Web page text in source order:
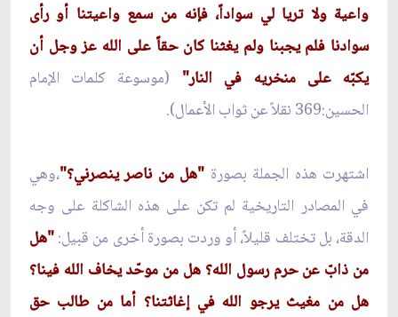
واعية ولا تريا لي سواداً، فإنه من سمع واعيتنا أو رأى
سوادنا فلم يجبنا ولم يغثنا كان حقاً على الله عز وجل أن
يكبّه على منخريه في النار" (موسوعة كلمات الإمام
الحسين:369 نقلاً عن ثواب الأعمال).
اشتهرت هذه الجملة بصورة "هل من ناصر ينصرني؟"،وهي
في المصادر التاريخية لم تكن على هذه الشاكلة على وجه
الدقة، بل تختلف قليلاً، أو وردت بصورة أخرى من قبيل:"هل
من ذابّ عن حرم رسول الله؟ هل من موحّد يخاف الله فينا؟
هل من مغيث يرجو الله في إغاثتنا؟ أما من طالب حق